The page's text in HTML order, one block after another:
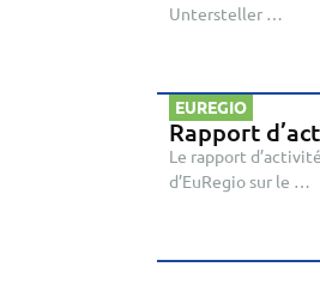
Untersteller …
EUREGIO
Rapport
Le rapport
d’EuRegio sur le …